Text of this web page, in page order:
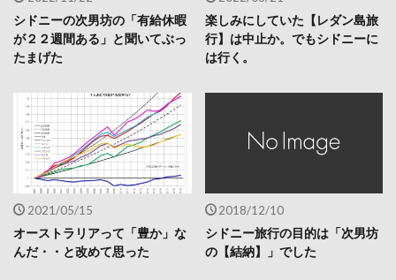
シドニーの次男坊の「有給休暇
が２２週間ある」と聞いてぶっ
たまげた
楽しみにしていた【レダン島旅
行】は中止か。でもシドニーに
は行く。
2021/05/15
オーストラリアって「豊か」な
んだ・・と改めて思った
2018/12/10
シドニー旅行の目的は「次男坊
の【結納】」でした